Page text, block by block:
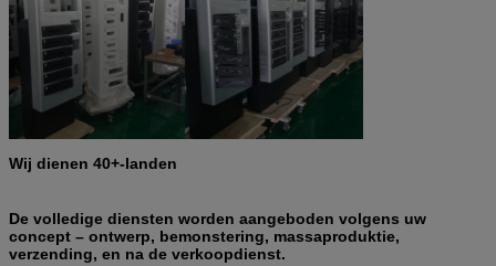
Wij dienen 40+-landen
De volledige diensten worden aangeboden volgens uw
concept – ontwerp, bemonstering, massaproduktie,
verzending, en na de verkoopdienst.